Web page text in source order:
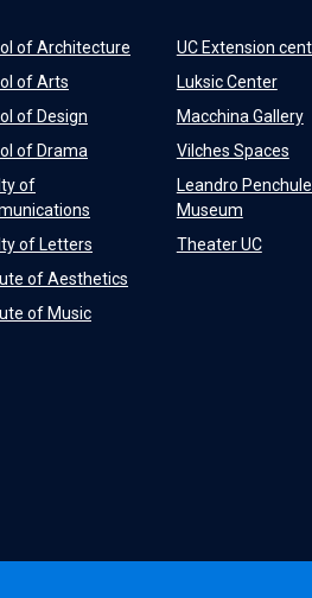
of Architecture
of Arts
of Design
of Drama
of
of Letters
of Aesthetics
of Music
UC Extension
Luksic Center
Macchina Gallery
Vilches Spaces
Leandro
Museum
Theater UC